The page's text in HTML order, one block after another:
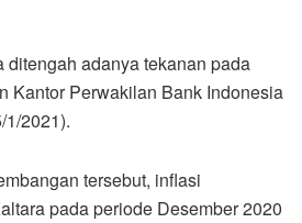
ditengah adanya tekanan pada
Kantor Perwakilan Bank Indonesia
2021).
tersebut, inflasi
pada periode Desember 2020